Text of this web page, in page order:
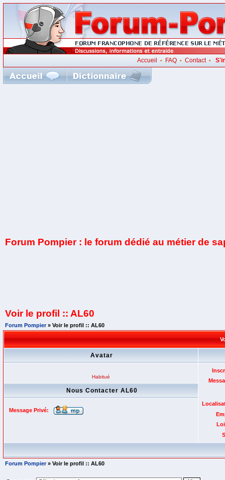
Accueil • FAQ •Contact•
Forum Pompier : le forum dédié au métier de
Voir le profil :: AL60
Forum Pompier» Voir le profil :: AL60
Avatar
Habitué
Nous Contacter AL60
Message Privé:
Forum Pompier» Voir le profil :: AL60